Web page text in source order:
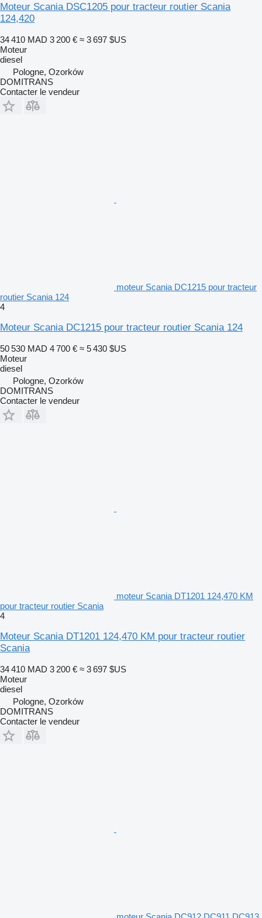
Moteur Scania DSC1205 pour tracteur routier Scania
124,420
34 410 MAD 3 200 € ≈ 3 697 $US
Moteur
diesel
Pologne, Ozorków
DOMITRANS
Contacter le vendeur
moteur Scania DC1215 pour tracteur
routier Scania 124
4
Moteur Scania DC1215 pour tracteur routier Scania 124
50 530 MAD 4 700 € ≈ 5 430 $US
Moteur
diesel
Pologne, Ozorków
DOMITRANS
Contacter le vendeur
moteur Scania DT1201 124,470 KM
pour tracteur routier Scania
4
Moteur Scania DT1201 124,470 KM pour tracteur routier
Scania
34 410 MAD 3 200 € ≈ 3 697 $US
Moteur
diesel
Pologne, Ozorków
DOMITRANS
Contacter le vendeur